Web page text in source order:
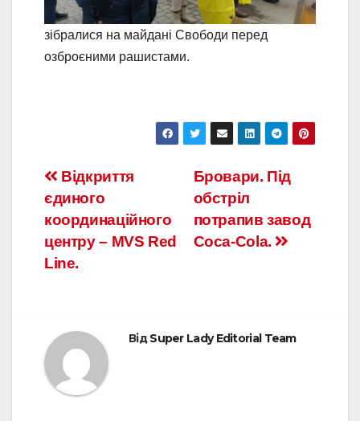
зібралися на майдані Свободи перед
озброєними рашистами.
Бровари. Під
обстріл
потрапив завод
Coca-Cola.
Відкриття
єдиного
координаційного
центру – MVS Red
Line.
ВідSuper Lady Editorial Team